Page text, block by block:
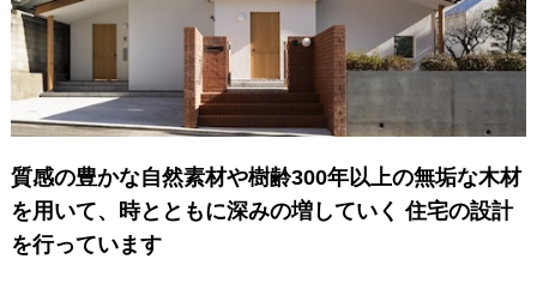
質感の豊かな自然素材や樹齢300年以上の無垢な木材
を用いて、時とともに深みの増していく 住宅の設計
を行っています